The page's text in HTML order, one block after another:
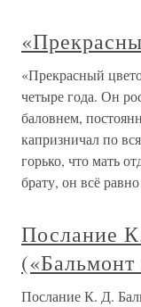
«Прекрасный
четыре года. Он
баловнем,
капризничал по
горько, что мать
брату, он всё равно
Послание
Послание К. Д.